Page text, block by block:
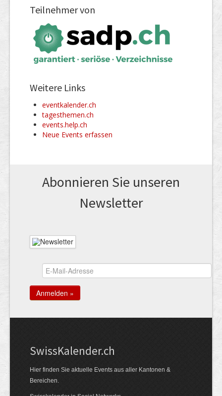
Teilnehmer von
Weitere Links
eventkalender.ch
tagesthemen.ch
events.help.ch
Neue Events erfassen
Abonnieren Sie unseren
News­letter
Swiss­Kalender.ch
Hier finden Sie aktuelle Events aus aller Kantonen &
Bereichen.